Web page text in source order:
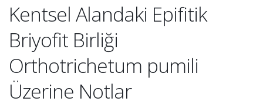
Kentsel Alandaki Epifitik
Briyofit Birliği
Orthotrichetum pumili
Üzerine Notlar